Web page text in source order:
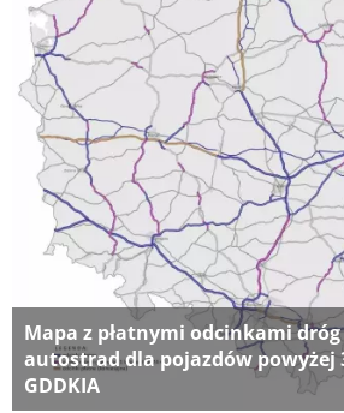
Mapa z płatnymi odcinkami
autostrad dla pojazdów powyżej
GDDKIA